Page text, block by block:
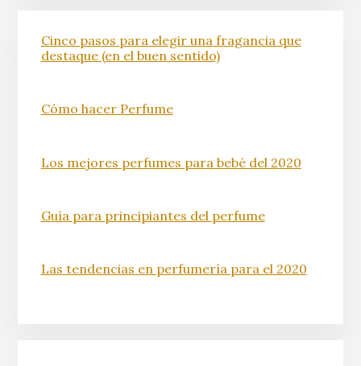
Cinco pasos para elegir una fragancia que
destaque (en el buen sentido)
Cómo hacer Perfume
Los mejores perfumes para bebé del 2020
Guía para principiantes del perfume
Las tendencias en perfumería para el 2020